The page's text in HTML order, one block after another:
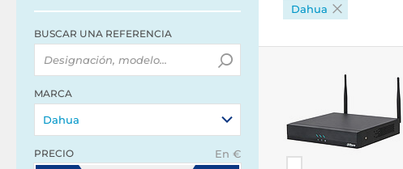
BUSCAR UNA REFERENCIA
MARCA
Dahua
PRECIO En €
Dahua